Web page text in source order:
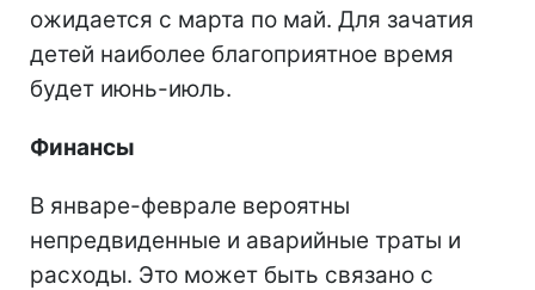
ожидается с марта по май. Для зачатия
детей наиболее благоприятное время
будет июнь-июль.
Финансы
В январе-феврале вероятны
непредвиденные и аварийные траты и
расходы. Это может быть связано с